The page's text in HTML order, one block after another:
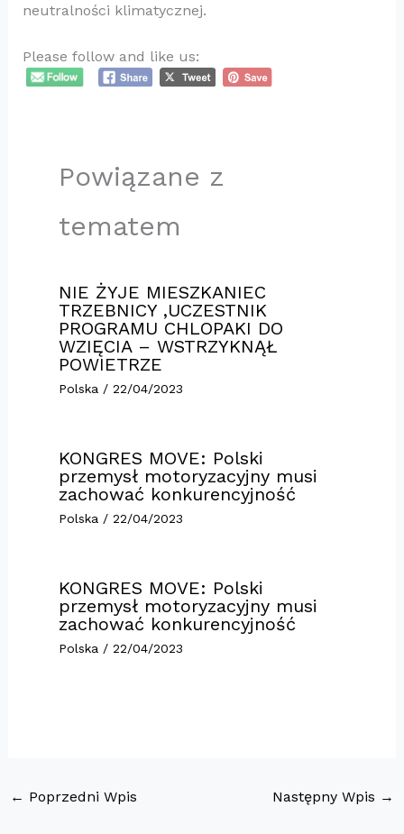
neutralności klimatycznej.
Please follow and like us:
Powiązane z
tematem
NIE ŻYJE MIESZKANIEC
TRZEBNICY ,UCZESTNIK
PROGRAMU CHLOPAKI DO
WZIĘCIA – WSTRZYKNĄŁ
POWIETRZE
Polska / 22/04/2023
KONGRES MOVE: Polski
przemysł motoryzacyjny musi
zachować konkurencyjność
Polska / 22/04/2023
KONGRES MOVE: Polski
przemysł motoryzacyjny musi
zachować konkurencyjność
Polska / 22/04/2023
← Poprzedni Wpis Następny Wpis →